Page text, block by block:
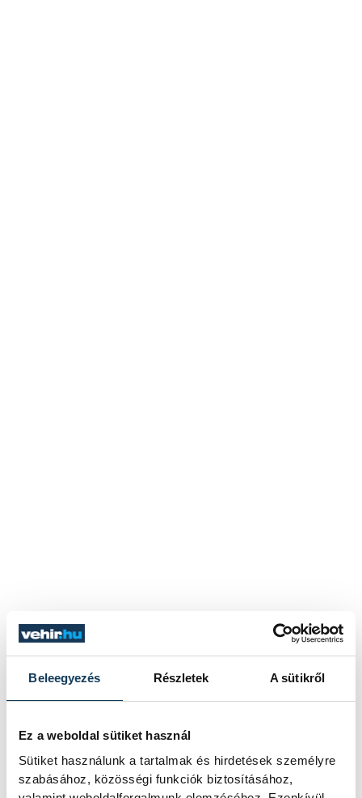
Beleegyezés Részletek A sütikről
Ez a weboldal sütiket használ
Sütiket használunk a tartalmak és hirdetések személyre
szabásához, közösségi funkciók biztosításához,